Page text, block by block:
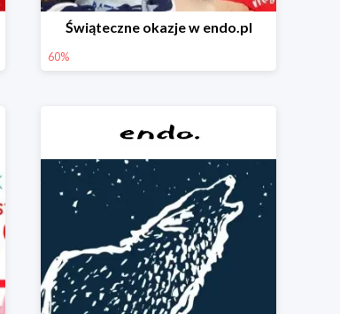
Świąteczne okazje w endo.pl
60%